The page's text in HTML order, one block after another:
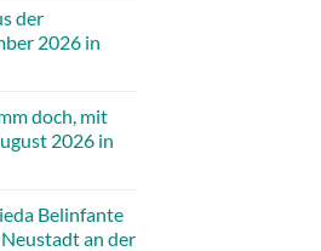
der
2026 in
doch, mit
2026 in
Belinfante
an der